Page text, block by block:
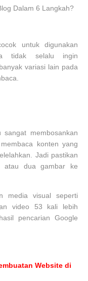
Dalam 6 Langkah?
untuk digunakan
tidak selalu ingin
variasi lain pada
membosankan
konten yang
Jadi pastikan
atau dua gambar ke
media visual seperti
video 53 kali lebih
pencarian Google
Website di